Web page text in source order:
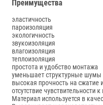
Преимущества
эластичность
пароизоляция
экологичность
звукоизоляция
влагоизоляция
теплоизоляция
простота и удобство монтажа
уменьшает структурные шумы
высокая прочность на сжатие
отсутствие чувствительности
Материал используется в